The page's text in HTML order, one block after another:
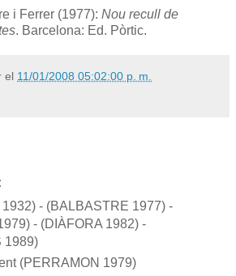
i Ferrer (1977): Nou recull de
. Barcelona: Ed. Pòrtic.
el 11/01/2008 05:02:00 p. m.
- (BALBASTRE 1977) -
- (DIÀFORA 1982) -
1989)
(PERRAMON 1979)